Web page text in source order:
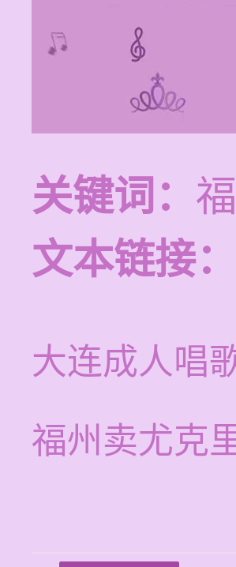
关键词：
文本链接：
大连成人唱
福州卖尤克